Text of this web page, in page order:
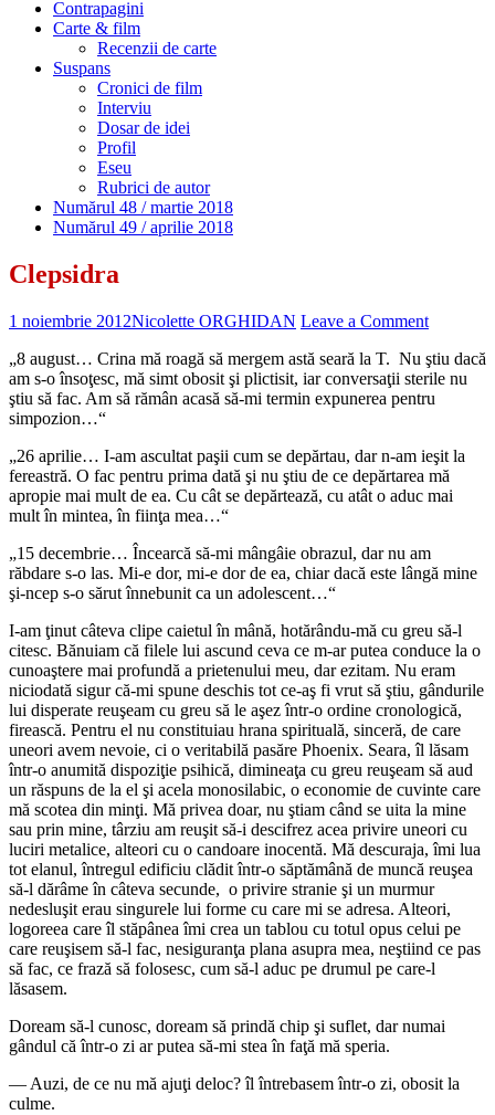
Contrapagini
Carte & film
Recenzii de carte
Suspans
Cronici de film
Interviu
Dosar de idei
Profil
Eseu
Rubrici de autor
Numărul 48 / martie 2018
Numărul 49 / aprilie 2018
Clepsidra
1 noiembrie 2012Nicolette ORGHIDAN Leave a Comment
„8 august… Crina mă roagă să mergem astă seară la T. Nu ştiu dacă
am s-o însoţesc, mă simt obosit şi plictisit, iar conversaţii sterile nu
ştiu să fac. Am să rămân acasă să-mi termin expunerea pentru
simpozion…“
„26 aprilie… I-am ascultat paşii cum se depărtau, dar n-am ieşit la
fereastră. O fac pentru prima dată şi nu ştiu de ce depărtarea mă
apropie mai mult de ea. Cu cât se depărtează, cu atât o aduc mai
mult în mintea, în fiinţa mea…“
„15 decembrie… Încearcă să-mi mângâie obrazul, dar nu am
răbdare s-o las. Mi-e dor, mi-e dor de ea, chiar dacă este lângă mine
şi-ncep s-o sărut înnebunit ca un adolescent…“
I-am ţinut câteva clipe caietul în mână, hotărându-mă cu greu să-l
citesc. Bănuiam că filele lui ascund ceva ce m-ar putea conduce la o
cunoaştere mai profundă a prietenului meu, dar ezitam. Nu eram
niciodată sigur că-mi spune deschis tot ce-aş fi vrut să ştiu, gândurile
lui disperate reuşeam cu greu să le aşez într-o ordine cronologică,
firească. Pentru el nu constituiau hrana spirituală, sinceră, de care
uneori avem nevoie, ci o veritabilă pasăre Phoenix. Seara, îl lăsam
într-o anumită dispoziţie psihică, dimineaţa cu greu reuşeam să aud
un răspuns de la el şi acela monosilabic, o economie de cuvinte care
mă scotea din minţi. Mă privea doar, nu ştiam când se uita la mine
sau prin mine, târziu am reuşit să-i descifrez acea privire uneori cu
luciri metalice, alteori cu o candoare inocentă. Mă descuraja, îmi lua
tot elanul, întregul edificiu clădit într-o săptămână de muncă reuşea
să-l dărâme în câteva secunde, o privire stranie şi un murmur
nedesluşit erau singurele lui forme cu care mi se adresa. Alteori,
logoreea care îl stăpânea îmi crea un tablou cu totul opus celui pe
care reuşisem să-l fac, nesiguranţa plana asupra mea, neştiind ce pas
să fac, ce frază să folosesc, cum să-l aduc pe drumul pe care-l
lăsasem.
Doream să-l cunosc, doream să prindă chip şi suflet, dar numai
gândul că într-o zi ar putea să-mi stea în faţă mă speria.
― Auzi, de ce nu mă ajuţi deloc? îl întrebasem într-o zi, obosit la
culme.